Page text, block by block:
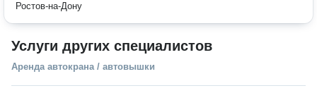
Ростов-на-Дону
Услуги других специалистов
Аренда автокрана / автовышки